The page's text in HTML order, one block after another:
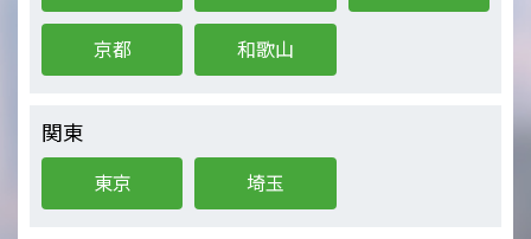
京都 和歌山
関東
東京 埼玉